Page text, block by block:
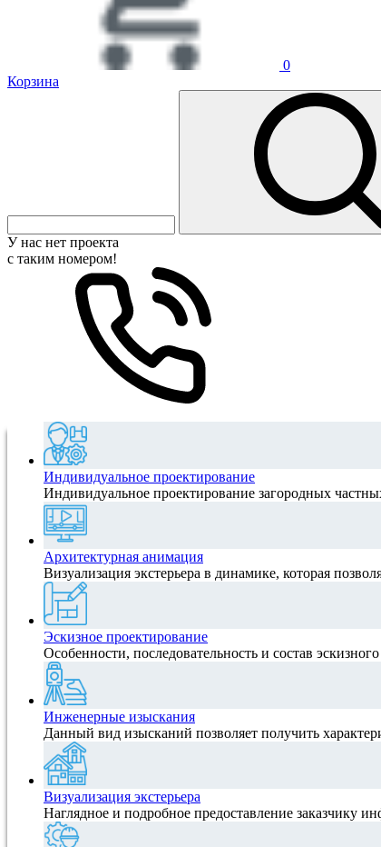
0
Корзина
У нас нет проекта
с таким номером!
Индивидуальное проектирование
Индивидуальное проектирование загородных
Архитектурная анимация
Визуализация экстерьера в динамике, которая
Эскизное проектирование
Особенности, последовательность и состав
Инженерные изыскания
Данный вид изысканий позволяет получить
Визуализация экстерьера
Наглядное и подробное предоставление заказчику